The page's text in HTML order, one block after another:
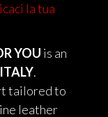
la tua
YOU is an
.
tailored to
leather